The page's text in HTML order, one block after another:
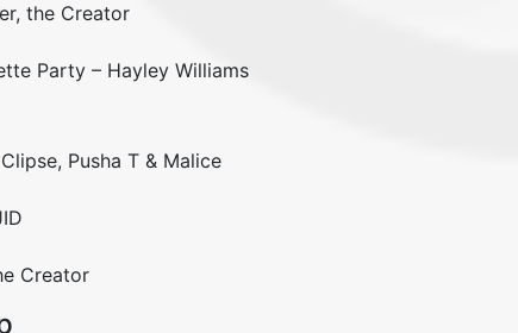
the Creator
Party – Hayley Williams
Pusha T & Malice
Creator